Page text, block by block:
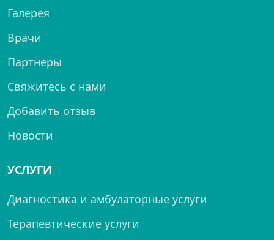
Галерея
Врачи
Партнеры
Свяжитесь с нами
Добавить отзыв
Новости
УСЛУГИ
Диагностика и амбулаторные услуги
Терапевтические услуги